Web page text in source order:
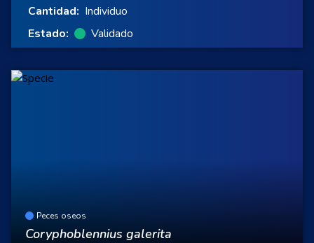
Cantidad: Individuo
Estado:
Validado
Peces oseos
Coryphoblennius galerita